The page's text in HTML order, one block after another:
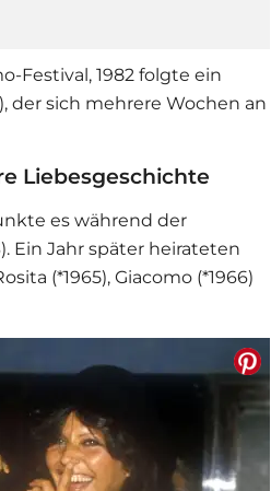
Festival, 1982 folgte ein
der sich mehrere Wochen an
Liebesgeschichte
es während der
Ein Jahr später heirateten
(*1965), Giacomo (*1966)